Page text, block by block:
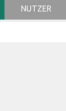
NUTZER